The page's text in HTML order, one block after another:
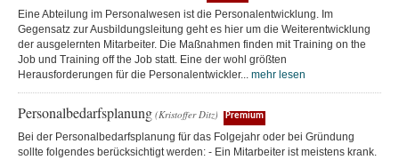
Eine Abteilung im Personalwesen ist die Personalentwicklung. Im
Gegensatz zur Ausbildungsleitung geht es hier um die Weiterentwicklung
der ausgelernten Mitarbeiter. Die Maßnahmen finden mit Training on the
Job und Training off the Job statt. Eine der wohl größten
Herausforderungen für die Personalentwickler... mehr lesen
Personalbedarfsplanung (Kristoffer Ditz) Premium
Bei der Personalbedarfsplanung für das Folgejahr oder bei Gründung
sollte folgendes berücksichtigt werden: - Ein Mitarbeiter ist meistens krank.